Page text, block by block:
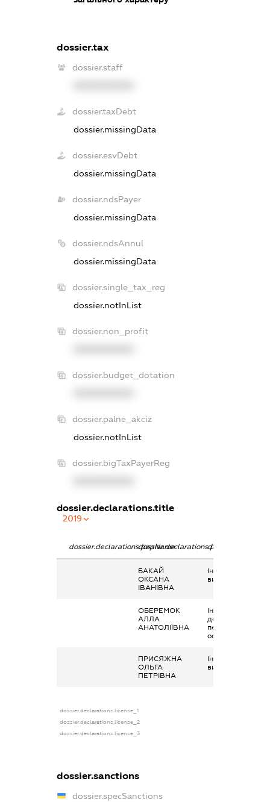
dossier.tax
dossier.staff
dossier.taxDebt
dossier.missingData
dossier.esvDebt
dossier.missingData
dossier.ndsPayer
dossier.missingData
dossier.ndsAnnul
dossier.missingData
dossier.single_tax_reg
dossier.notInList
dossier.non_profit
dossier.budget_dotation
dossier.palne_akciz
dossier.notInList
dossier.bigTaxPayerReg
dossier.declarations.title
2019
dossier.declarations.pepNamedossier.declarations.personName
БАКАЙ
ОКСАНА
ІВАНІВНА
Інше, Соціальні
виплати
ОБЕРЕМОК
АЛЛА
АНАТОЛІЇВНА
Інше, адресна
допомога
переміщеним
особам
ПРИСЯЖНА
ОЛЬГА
ПЕТРІВНА
Інше, соціальні
виплати
dossier.declarations.license_1
dossier.declarations.license_2
dossier.declarations.license_3
dossier.sanctions
dossier.specSanctions